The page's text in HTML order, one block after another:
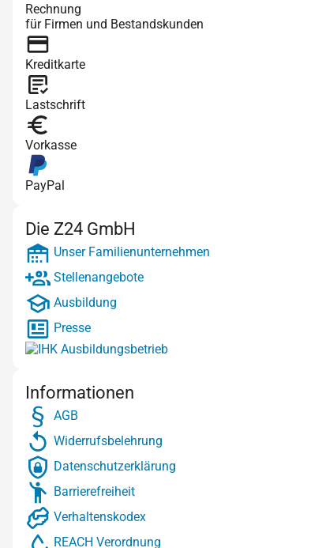
Rechnung
für Firmen und Bestandskunden
Kreditkarte
Lastschrift
Vorkasse
PayPal
Die Z24 GmbH
Unser Familienunternehmen
Stellenangebote
Ausbildung
Presse
Informationen
AGB
Widerrufsbelehrung
Datenschutzerklärung
Barrierefreiheit
Verhaltenskodex
REACH Verordnung